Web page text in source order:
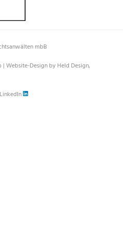
mbB
| Website-Design by Held Design,
LinkedIn